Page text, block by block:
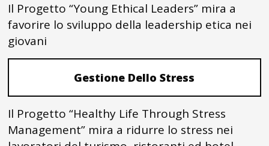
Il Progetto “Young Ethical Leaders” mira a
favorire lo sviluppo della leadership etica nei
giovani
Gestione Dello Stress
Il Progetto “Healthy Life Through Stress
Management” mira a ridurre lo stress nei